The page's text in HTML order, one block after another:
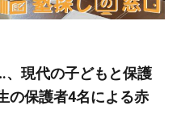
現代の子どもと保護
の保護者4名による赤